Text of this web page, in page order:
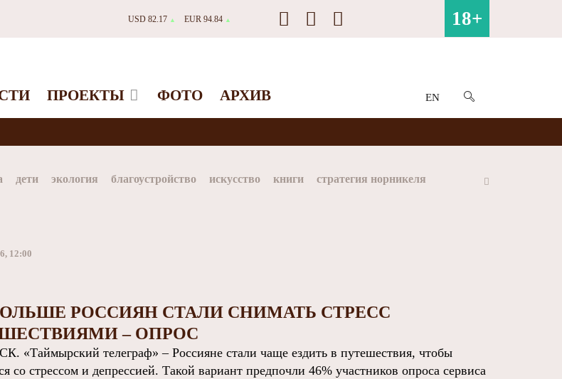
USD 82.17 ▲ EUR 94.84 ▲ 18+
ПРОЕКТЫ ФОТО АРХИВ EN
дети экология благоустройство искусство книги стратегия норникеля
12:00
РОССИЯН СТАЛИ СНИМАТЬ СТРЕСС
– ОПРОС
«Таймырский телеграф» – Россияне стали чаще ездить в путешествия, чтобы
со стрессом и депрессией. Такой вариант предпочли 46% участников опроса сервиса